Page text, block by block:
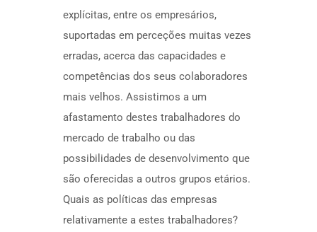
explícitas, entre os empresários,
suportadas em perceções muitas vezes
erradas, acerca das capacidades e
competências dos seus colaboradores
mais velhos. Assistimos a um
afastamento destes trabalhadores do
mercado de trabalho ou das
possibilidades de desenvolvimento que
são oferecidas a outros grupos etários.
Quais as políticas das empresas
relativamente a estes trabalhadores?